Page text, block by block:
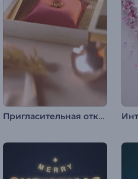
Пригласительная открытка "Обручальные кольца"